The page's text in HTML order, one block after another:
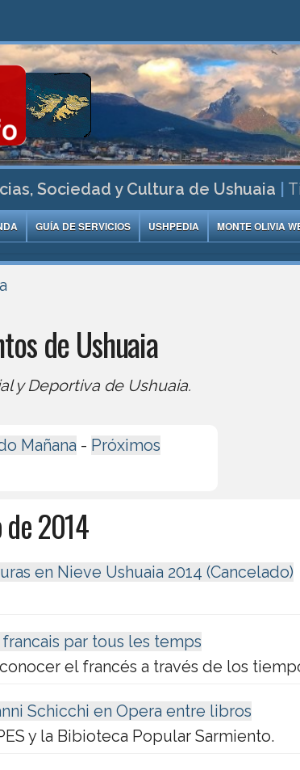
Sociedad y Cultura de Ushuaia
GUÍA DE SERVICIOS USHPEDIA MONTE OLIVIA
de Ushuaia
y Deportiva de Ushuaia.
Mañana - Próximos
de 2014
en Nieve Ushuaia 2014 (Cancelado)
par tous les temps
el francés a través de los
Schicchi en Opera entre libros
y la Bibioteca Popular Sarmiento.